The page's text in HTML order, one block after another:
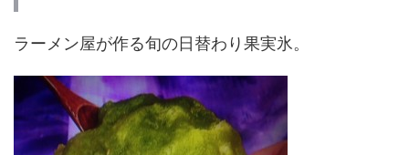
ラーメン屋が作る旬の日替わり果実氷。